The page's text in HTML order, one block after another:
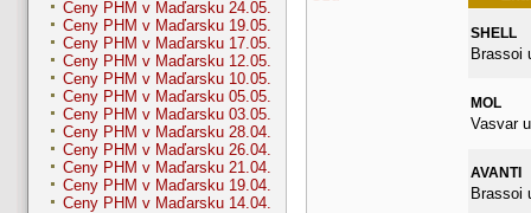
Ceny PHM v Maďarsku 24.05.
Ceny PHM v Maďarsku 19.05.
Ceny PHM v Maďarsku 17.05.
Ceny PHM v Maďarsku 12.05.
Ceny PHM v Maďarsku 10.05.
Ceny PHM v Maďarsku 05.05.
Ceny PHM v Maďarsku 03.05.
Ceny PHM v Maďarsku 28.04.
Ceny PHM v Maďarsku 26.04.
Ceny PHM v Maďarsku 21.04.
Ceny PHM v Maďarsku 19.04.
Ceny PHM v Maďarsku 14.04.
SHELL
Brassoi
MOL
Vasvar
AVANTI
Brassoi